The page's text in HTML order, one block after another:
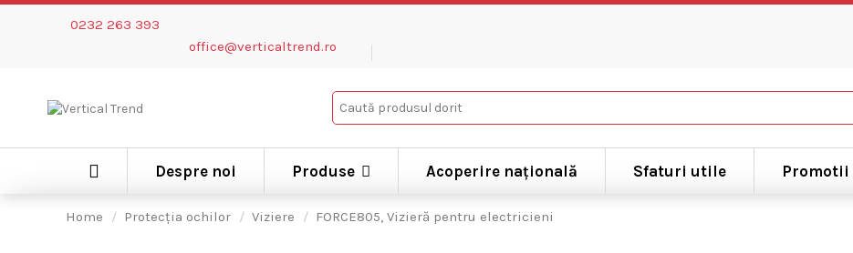
0232 263 393
office@verticaltrend.ro
Despre noi Produse Acoperire națională Sfaturi utile Promotii
Home Protecția ochilor Viziere FORCE805, Vizieră pentru electricieni